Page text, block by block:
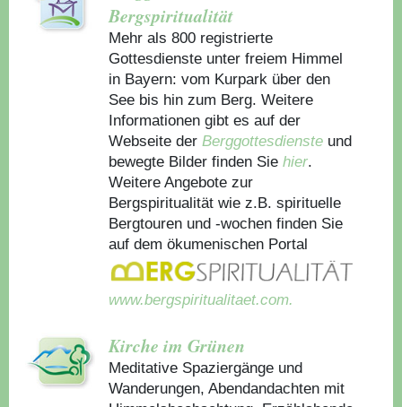
Bergspiritualität
Mehr als 800 registrierte
Gottesdienste unter freiem Himmel
in Bayern: vom Kurpark über den
See bis hin zum Berg. Weitere
Informationen gibt es auf der
Webseite derBerggottesdienste und
bewegte Bilder finden Sie hier.
Weitere Angebote zur
Bergspiritualität wie z.B. spirituelle
Bergtouren und -wochen finden Sie
auf dem ökumenischen Portal
www.bergspiritualitaet.com.
Kirche im Grünen
Meditative Spaziergänge und
Wanderungen, Abendandachten mit